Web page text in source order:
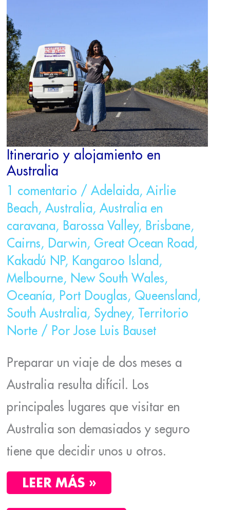
Itinerario y alojamiento en
Australia
1 comentario / Adelaida, Airlie
Beach, Australia, Australia en
caravana, Barossa Valley, Brisbane,
Cairns, Darwin, Great Ocean Road ,
Kakadú NP, Kangaroo Island ,
Melbourne, New South Wales,
Oceanía, Port Douglas, Queensland ,
South Australia, Sydney, Territorio
Norte/ Por Jose Luis Bauset
Preparar un viaje de dos meses a
Australia resulta difícil. Los
principales lugares que visitar en
Australia son demasiados y seguro
tiene que decidir unos u otros.
LEER MÁS »